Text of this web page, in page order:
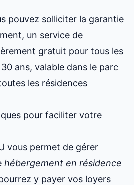
pouvez solliciter la garantie
un service de
gratuit pour tous les
ans, valable dans le parc
les résidences
pour faciliter votre
vous permet de gérer
hébergement en résidence
y payer vos loyers